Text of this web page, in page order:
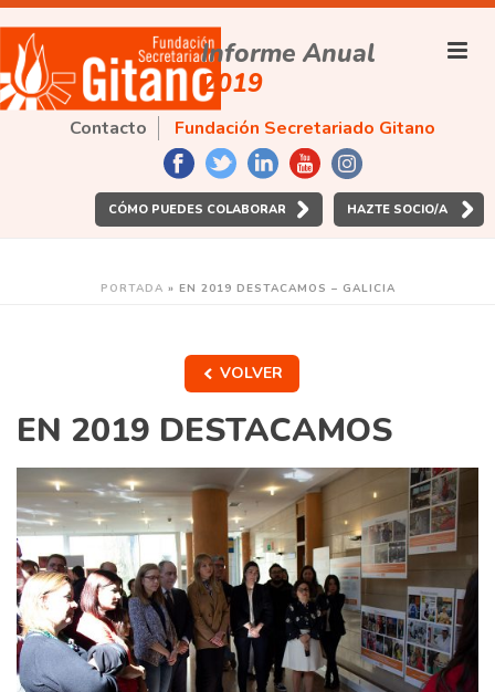
Informe Anual
2019
Contacto Fundación Secretariado Gitano
CÓMO PUEDES COLABORAR HAZTE SOCIO/A
PORTADA » EN 2019 DESTACAMOS – GALICIA
VOLVER
EN 2019 DESTACAMOS